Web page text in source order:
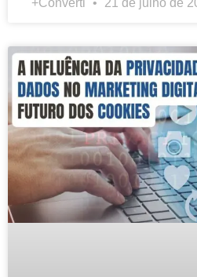
+Converti 21 de julho de